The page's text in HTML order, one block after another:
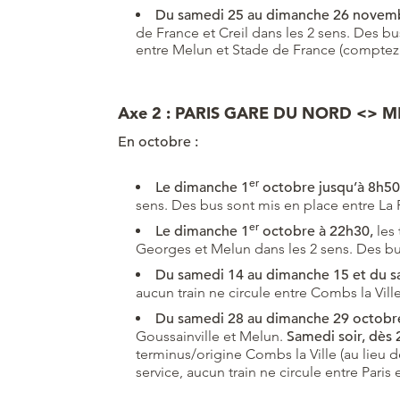
Du samedi 25 au dimanche 26
de France et Creil dans les 2 sens. Des
entre Melun et Stade de France
Axe 2 : PARIS GARE DU NORD <>
En octobre :
Le dimanche 1er octobre jusqu’à
sens. Des bus sont mis en place entre La
Le dimanche 1er octobre à 22h30, les
Georges et Melun dans les 2 sens. Des
Du samedi 14 au dimanche 15 et du
aucun train ne circule entre Combs la
Du samedi 28 au dimanche 29
Goussainville et Melun. Samedi soir, dès
terminus/origine Combs la Ville (au lieu
service, aucun train ne circule entre